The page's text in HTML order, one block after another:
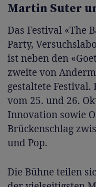
Martin Suter
Das Festival «The
Party,
ist neben den
zweite von
gestaltete Festival.
vom 25. und 26.
Innovation sowie
Brückenschlag
und Pop.
Die Bühne teilen